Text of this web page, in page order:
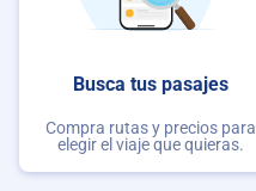
Busca tus pasajes
Compra rutas y precios para
elegir el viaje que quieras.